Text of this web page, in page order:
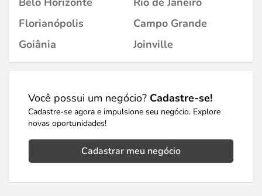
Florianópolis
Campo Grande
Goiânia
Joinville
Você possui um negócio? Cadastre-se!
Cadastre-se agora e impulsione seu negócio. Explore
novas oportunidades!
Cadastrar meu negócio